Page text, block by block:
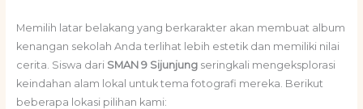
Memilih latar belakang yang berkarakter akan membuat album
kenangan sekolah Anda terlihat lebih estetik dan memiliki nilai
cerita. Siswa dari SMAN 9 Sijunjungseringkali mengeksplorasi
keindahan alam lokal untuk tema fotografi mereka. Berikut
beberapa lokasi pilihan kami: